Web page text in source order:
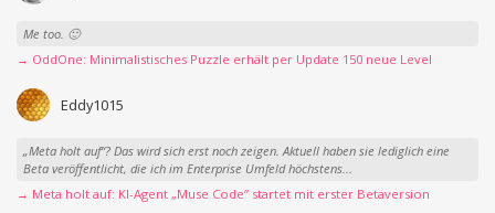
Me too. 🙂
→ OddOne: Minimalistisches Puzzle erhält per Update 150 neue Level
Eddy1015
„Meta holt auf“? Das wird sich erst noch zeigen. Aktuell haben sie lediglich eine
Beta veröffentlicht, die ich im Enterprise Umfeld höchstens...
→ Meta holt auf: KI-Agent „Muse Code“ startet mit erster Betaversion